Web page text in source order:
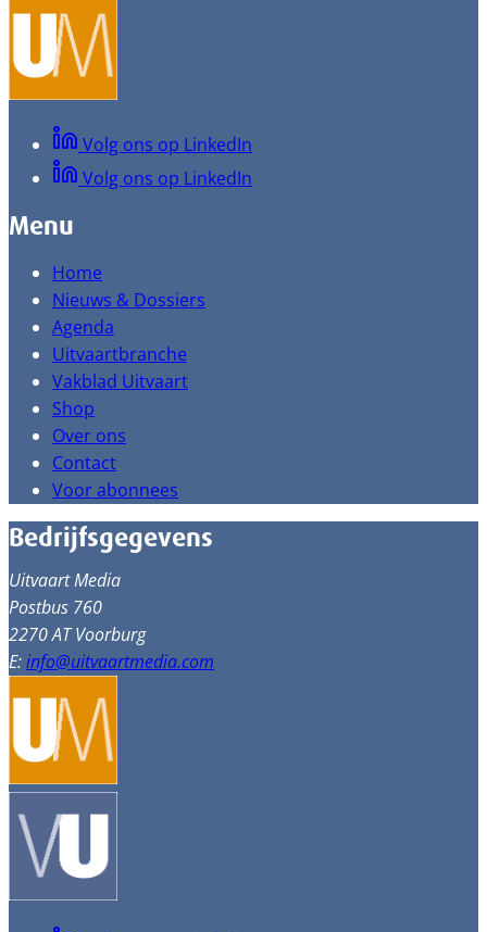
Volg ons op LinkedIn
Volg ons op LinkedIn
Menu
Home
Nieuws & Dossiers
Agenda
Uitvaartbranche
Vakblad Uitvaart
Shop
Over ons
Contact
Voor abonnees
Bedrijfsgegevens
Uitvaart Media
Postbus 760
2270 AT Voorburg
E:info@uitvaartmedia.com